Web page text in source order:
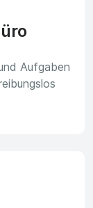
Aufgaben